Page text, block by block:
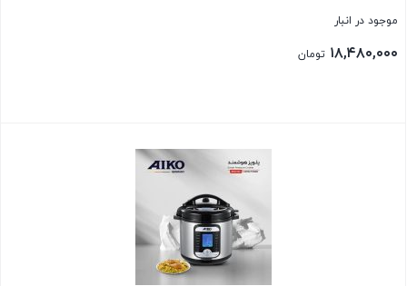
موجود در انبار
۱۸,۴۸۰,۰۰۰ تومان